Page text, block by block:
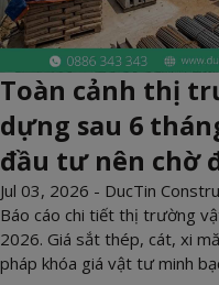
Toàn cảnh thị
dựng sau 6
đầu tư nên chờ
Jul 03, 2026 - DucTin
Báo cáo chi tiết thị trường
2026. Giá sắt thép, cát, xi
pháp khóa giá vật tư minh